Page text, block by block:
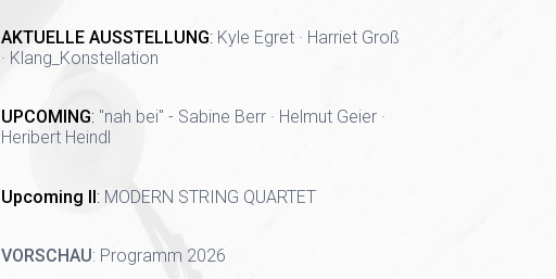
AKTUELLE AUSSTELLUNG: Kyle Egret · Harriet Groß
· Klang_Konstellation
UPCOMING: "nah bei" - Sabine Berr · Helmut Geier ·
Heribert Heindl
Upcoming II: MODERN STRING QUARTET
VORSCHAU: Programm 2026